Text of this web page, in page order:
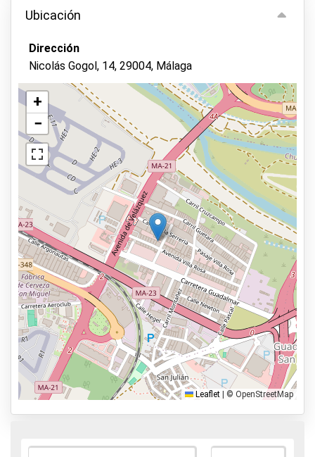
Aparcamiento interior
Sin entrega de llaves
Cámara de video-vigilancia
Lavado de vehículos
Mantenimiento del vehículo posible
Asfalto o pavimento
Estado del coche
Parking seguro
Servicios
Abierto las 24 horas del día.
Reservar con antelación
100m al aeropuerto
Tipos de parking
Servicio de traslado
Servicio de aparcacoches
Aparca y anda
Ubicación
Dirección
Nicolás Gogol, 14, 29004, Málaga
Ver en el mapa
+
−
Leaflet © OpenStreetMap